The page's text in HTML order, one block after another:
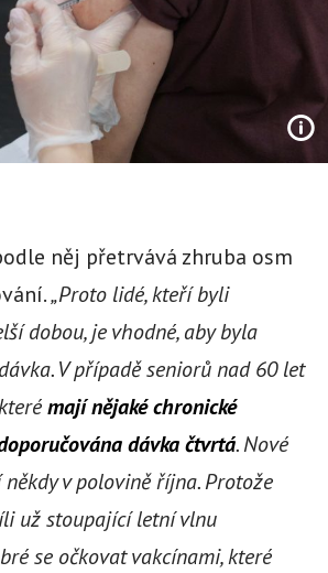
něj přetrvává zhruba osm
„Proto lidé, kteří byli
dobou, je vhodné, aby byla
V případě seniorů nad 60 let
mají nějaké chronické
dávka čtvrtá. Nové
v polovině října. Protože
už stoupající letní vlnu
se očkovat vakcínami, které